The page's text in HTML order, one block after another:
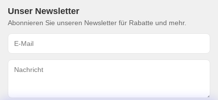
Unser Newsletter
Abonnieren Sie unseren Newsletter für Rabatte und mehr.